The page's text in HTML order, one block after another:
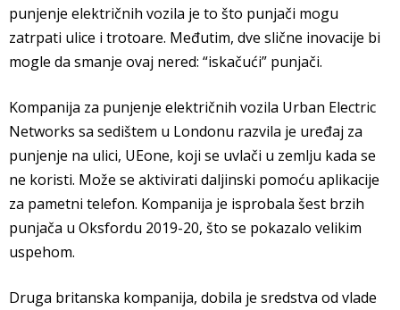
punjenje električnih vozila je to što punjači mogu
zatrpati ulice i trotoare. Međutim, dve slične inovacije bi
mogle da smanje ovaj nered: “iskačući” punjači.
Kompanija za punjenje električnih vozila Urban Electric
Networks sa sedištem u Londonu razvila je uređaj za
punjenje na ulici, UEone, koji se uvlači u zemlju kada se
ne koristi. Može se aktivirati daljinski pomoću aplikacije
za pametni telefon. Kompanija je isprobala šest brzih
punjača u Oksfordu 2019-20, što se pokazalo velikim
uspehom.
Druga britanska kompanija, dobila je sredstva od vlade